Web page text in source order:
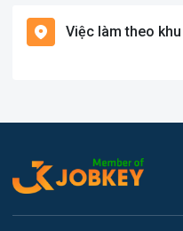
Văn Phòng
Lao Động Phổ Thông
Việc làm Cát Hải
Việc làm Tiên Lãng
Việc làm theo